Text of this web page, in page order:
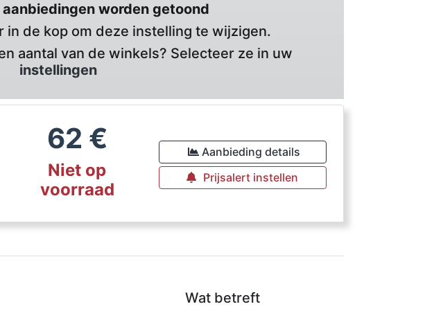
aanbiedingen worden getoond
in de kop om deze instelling te wijzigen.
aantal van de winkels? Selecteer ze in uw
instellingen
62 €
Niet op
voorraad
Aanbieding details
Prijsalert instellen
Wat betreft